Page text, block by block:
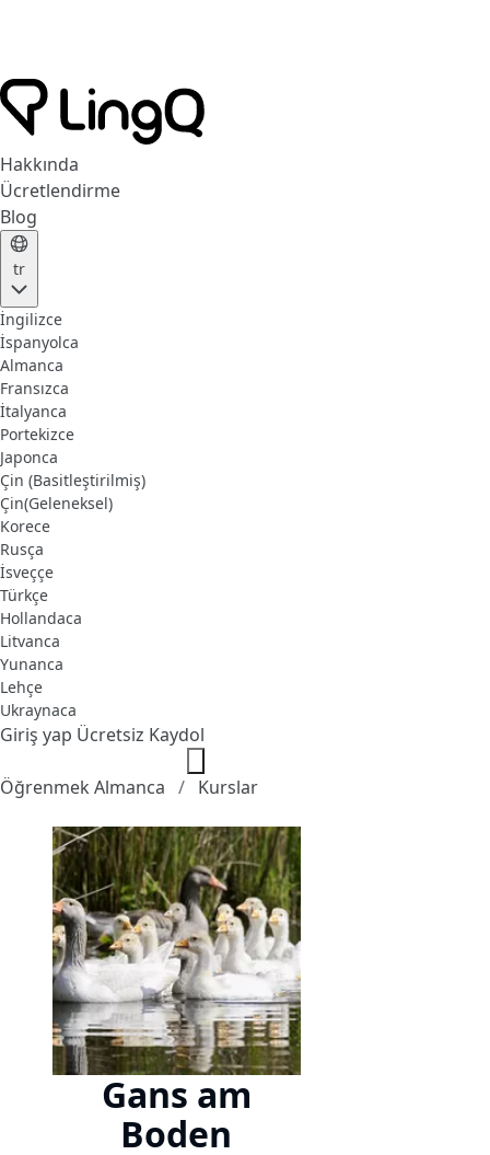
Hakkında
Ücretlendirme
Blog
tr
İngilizce
İspanyolca
Almanca
Fransızca
İtalyanca
Portekizce
Japonca
Çin (Basitleştirilmiş)
Çin(Geleneksel)
Korece
Rusça
İsveççe
Türkçe
Hollandaca
Litvanca
Yunanca
Lehçe
Ukraynaca
Giriş yap Ücretsiz Kaydol
Öğrenmek Almanca Kurslar
Gans am
Boden